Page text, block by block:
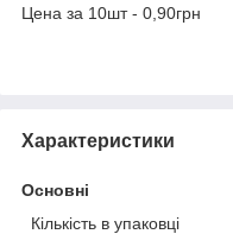
Цена за 10шт - 0,90грн
Характеристики
Основні
Кількість в упаковці